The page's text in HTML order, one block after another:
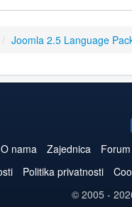
/ Joomla 2.5 Language
O nama Zajednica Forum
Politika privatnosti
© 2005 -